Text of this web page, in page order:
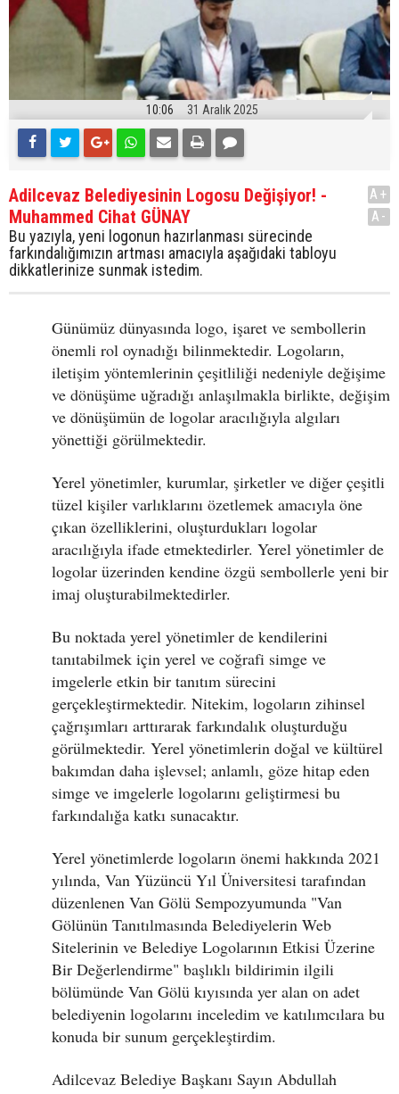
10:06 31 Aralık 2025
Adilcevaz Belediyesinin Logosu Değişiyor! -
Muhammed Cihat GÜNAY
Bu yazıyla, yeni logonun hazırlanması sürecinde
farkındalığımızın artması amacıyla aşağıdaki tabloyu
dikkatlerinize sunmak istedim.
A+
A-
Günümüz dünyasında logo, işaret ve sembollerin
önemli rol oynadığı bilinmektedir. Logoların,
iletişim yöntemlerinin çeşitliliği nedeniyle değişime
ve dönüşüme uğradığı anlaşılmakla birlikte, değişim
ve dönüşümün de logolar aracılığıyla algıları
yönettiği görülmektedir.
Yerel yönetimler, kurumlar, şirketler ve diğer çeşitli
tüzel kişiler varlıklarını özetlemek amacıyla öne
çıkan özelliklerini, oluşturdukları logolar
aracılığıyla ifade etmektedirler. Yerel yönetimler de
logolar üzerinden kendine özgü sembollerle yeni bir
imaj oluşturabilmektedirler.
Bu noktada yerel yönetimler de kendilerini
tanıtabilmek için yerel ve coğrafi simge ve
imgelerle etkin bir tanıtım sürecini
gerçekleştirmektedir. Nitekim, logoların zihinsel
çağrışımları arttırarak farkındalık oluşturduğu
görülmektedir. Yerel yönetimlerin doğal ve kültürel
bakımdan daha işlevsel; anlamlı, göze hitap eden
simge ve imgelerle logolarını geliştirmesi bu
farkındalığa katkı sunacaktır.
Yerel yönetimlerde logoların önemi hakkında 2021
yılında, Van Yüzüncü Yıl Üniversitesi tarafından
düzenlenen Van Gölü Sempozyumunda "Van
Gölünün Tanıtılmasında Belediyelerin Web
Sitelerinin ve Belediye Logolarının Etkisi Üzerine
Bir Değerlendirme" başlıklı bildirimin ilgili
bölümünde Van Gölü kıyısında yer alan on adet
belediyenin logolarını inceledim ve katılımcılara bu
konuda bir sunum gerçekleştirdim.
Adilcevaz Belediye Başkanı Sayın Abdullah